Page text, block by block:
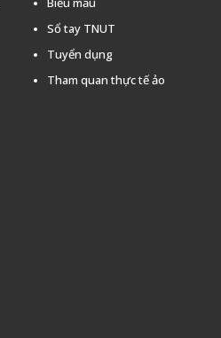
Sổ tay TNUT
Tuyển dụng
Tham quan thực tế ảo